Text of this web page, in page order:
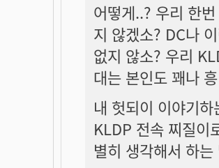
어떻게..? 우리 한
지 않겠소? DC나
없지 않소? 우리
대는 본인도 꽤나
내 헛되이 이야기
KLDP 전속 찌질이
별히 생각해서 하